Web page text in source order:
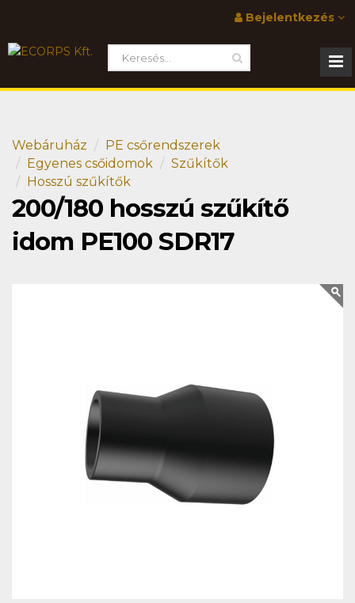
Bejelentkezés
Webáruház
PE csőrendszerek
Egyenes csőidomok
Szűkítők
Hosszú szűkítők
200/180 hosszú szűkítő
idom PE100 SDR17